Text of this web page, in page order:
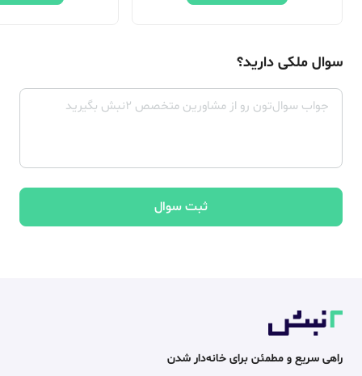
سوال ملکی دارید؟
ثبت سوال
راهی سریع و مطمئن برای خانه‌دار شدن